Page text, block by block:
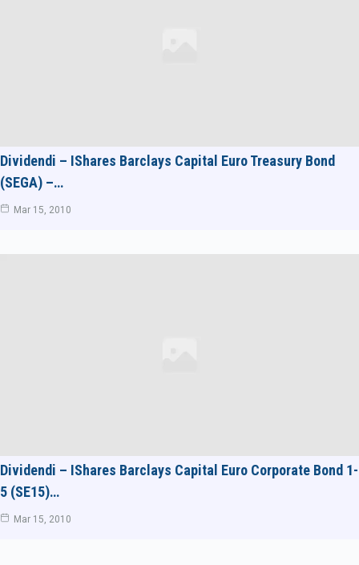
Dividendi – IShares Barclays Capital Euro Treasury Bond
(SEGA) –…
Mar 15, 2010
Dividendi – IShares Barclays Capital Euro Corporate Bond 1-
5 (SE15)…
Mar 15, 2010